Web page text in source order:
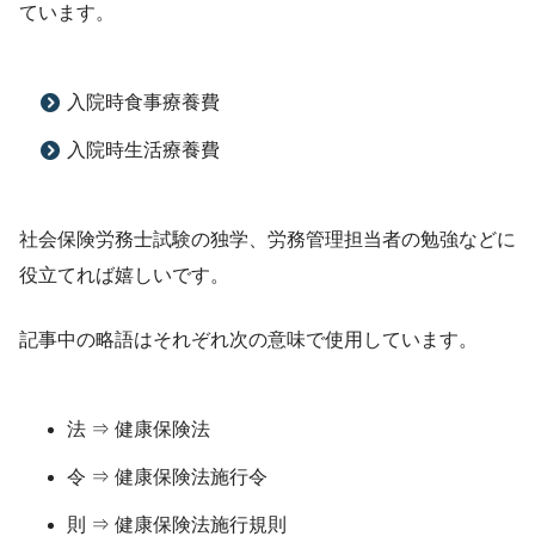
ています。
入院時食事療養費
入院時生活療養費
社会保険労務士試験の独学、労務管理担当者の勉強などに
役立てれば嬉しいです。
記事中の略語はそれぞれ次の意味で使用しています。
法 ⇒ 健康保険法
令 ⇒ 健康保険法施行令
則 ⇒ 健康保険法施行規則